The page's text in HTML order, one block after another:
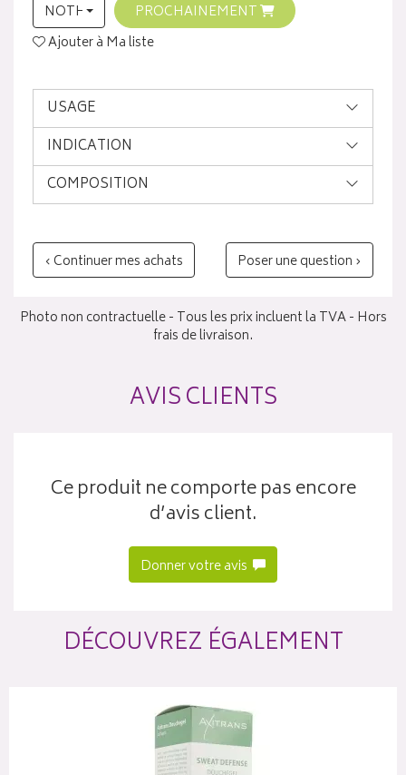
NOTHING SELECTEDPROCHAINEMENT
Ajouter à Ma liste
USAGE
INDICATION
COMPOSITION
‹ Continuer mes achats Poser une question ›
Photo non contractuelle - Tous les prix incluent la TVA - Hors
frais de livraison.
AVIS CLIENTS
Ce produit ne comporte pas encore
d’avis client.
Donner votre avis
DÉCOUVREZ ÉGALEMENT